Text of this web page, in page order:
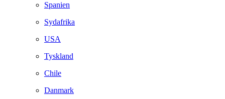
Spanien
Sydafrika
USA
Tyskland
Chile
Danmark